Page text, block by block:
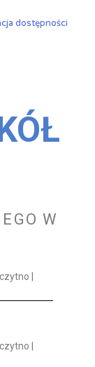
dostępności
W
|
|